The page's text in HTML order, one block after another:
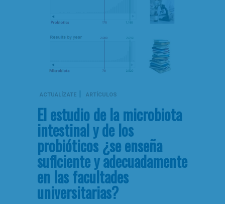
ACTUALÍZATE | ARTÍCULOS
El estudio de la microbiota
intestinal y de los
probióticos ¿se enseña
suficiente y adecuadamente
en las facultades
universitarias?